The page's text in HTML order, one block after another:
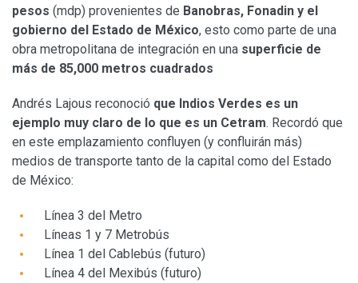
pesos (mdp) provenientes de Banobras, Fonadin y el
gobierno del Estado de México, esto como parte de una
obra metropolitana de integración en una superficie de
más de 85,000 metros cuadrados
Andrés Lajous reconoció que Indios Verdes es un
ejemplo muy claro de lo que es un Cetram. Recordó que
en este emplazamiento confluyen (y confluirán más)
medios de transporte tanto de la capital como del Estado
de México:
Línea 3 del Metro
Líneas 1 y 7 Metrobús
Línea 1 del Cablebús (futuro)
Línea 4 del Mexibús (futuro)